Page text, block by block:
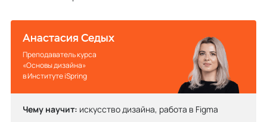
Анастасия Седых
Преподаватель курса
«Основы дизайна»
в Институте iSpring
Чему научит: искусство дизайна, работа в Figma